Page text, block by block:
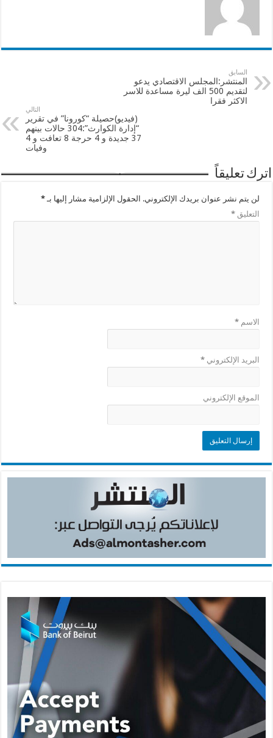
السابق
المنتشر:المجلس الاقتصادي يدعو
لتقديم 500 الف ليرة مساعدة للاسر
الاكثر فقرا
التالي
(فيديو)حصيلة “كورونا” في تقرير
“إدارة الكوارث”:304 حالات بينهم
37 جديدة و 4 حرجة 8 تعافت و 4
وفيات
اترك تعليقاً
لن يتم نشر عنوان بريدك الإلكتروني. الحقول الإلزامية مشار إليها بـ*
التعليق*
الاسم*
البريد الإلكتروني*
الموقع الإلكتروني